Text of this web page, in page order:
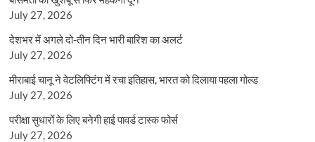
July 27, 2026
देशभर में अगले दो-तीन दिन भारी बारिश का अलर्ट
July 27, 2026
मीराबाई चानू ने वेटलिफ्टिंग में रचा इतिहास, भारत को दिलाया पहला गोल्ड
July 27, 2026
परीक्षा सुधारों के लिए बनेगी हाई पावर्ड टास्क फोर्स
July 27, 2026